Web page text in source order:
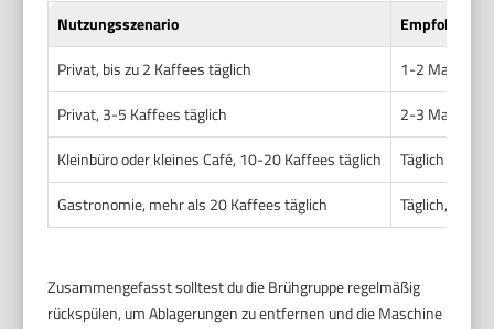
Nutzungsszenario
Empfohlene
Privat, bis zu 2 Kaffees täglich
1-2 Mal pro
Privat, 3-5 Kaffees täglich
2-3 Mal pro
Kleinbüro oder kleines Café, 10-20 Kaffees täglich
Täglich oder
Gastronomie, mehr als 20 Kaffees täglich
Täglich,
Zusammengefasst solltest du die Brühgruppe regelmäßig
rückspülen, um Ablagerungen zu entfernen und die Maschine